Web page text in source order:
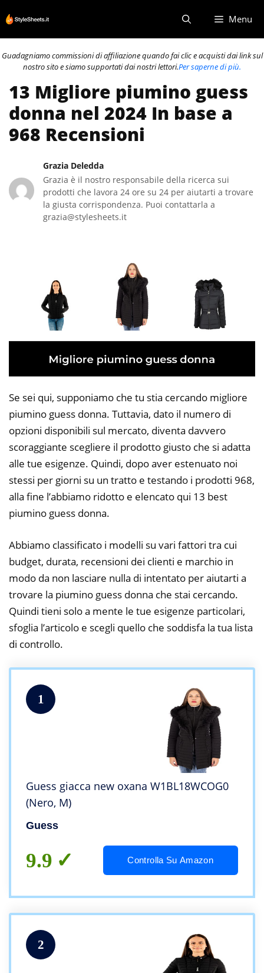
al
contenuto
Menu
Guadagniamo commissioni di affiliazione quando fai clic e acquisti dai link sul
nostro sito e siamo supportati dai nostri lettori.Per saperne di più.
13 Migliore piumino guess
donna nel 2024 In base a
968 Recensioni
Grazia Deledda
Grazia è il nostro responsabile della ricerca sui
prodotti che lavora 24 ore su 24 per aiutarti a trovare
la giusta corrispondenza. Puoi contattarla a
grazia@stylesheets.it
Se sei qui, supponiamo che tu stia cercando migliore
piumino guess donna. Tuttavia, dato il numero di
opzioni disponibili sul mercato, diventa davvero
scoraggiante scegliere il prodotto giusto che si adatta
alle tue esigenze. Quindi, dopo aver estenuato noi
stessi per giorni su un tratto e testando i prodotti 968,
alla fine l’abbiamo ridotto e elencato qui 13 best
piumino guess donna.
Abbiamo classificato i modelli su vari fattori tra cui
budget, durata, recensioni dei clienti e marchio in
modo da non lasciare nulla di intentato per aiutarti a
trovare la piumino guess donna che stai cercando.
Quindi tieni solo a mente le tue esigenze particolari,
sfoglia l’articolo e scegli quello che soddisfa la tua lista
di controllo.
1
Guess giacca new oxana W1BL18WCOG0
(Nero, M)
Guess
9.9 Controlla Su Amazon
2